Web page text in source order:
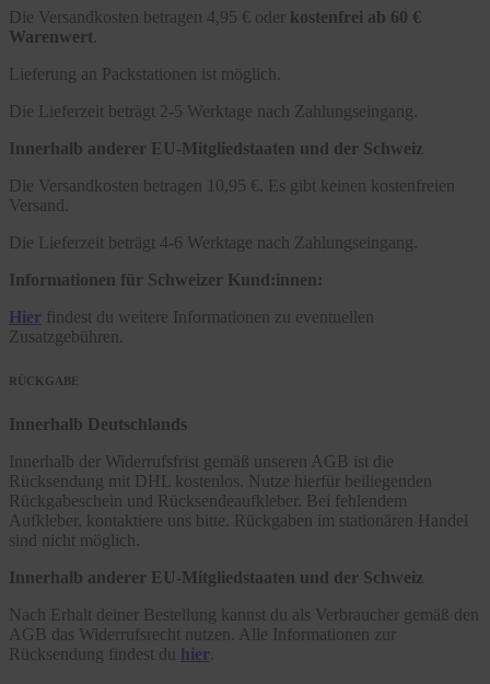
Die Versandkosten betragen 4,95 € oder kostenfrei ab 60 €
Warenwert
Lieferung an Packstationen ist möglich.
Die Lieferzeit beträgt 2-5 Werktage nach Zahlungseingang.
Innerhalb anderer EU-Mitgliedstaaten und der Schweiz
Die Versandkosten betragen 10,95 €. Es gibt keinen kostenfreien
Versand.
Die Lieferzeit beträgt 4-6 Werktage nach Zahlungseingang.
Informationen für Schweizer Kund:innen:
Hier findest du weitere Informationen zu eventuellen
Zusatzgebühren.
RÜCKGABE
Innerhalb Deutschlands
Innerhalb der Widerrufsfrist gemäß unseren AGB ist die
Rücksendung mit DHL kostenlos. Nutze hierfür beiliegenden
Rückgabeschein und Rücksendeaufkleber. Bei fehlendem
Aufkleber, kontaktiere uns bitte. Rückgaben im stationären Handel
sind nicht möglich.
Innerhalb anderer EU-Mitgliedstaaten und der Schweiz
Nach Erhalt deiner Bestellung kannst du als Verbraucher gemäß den
AGB das Widerrufsrecht nutzen. Alle Informationen zur
Rücksendung findest du hier